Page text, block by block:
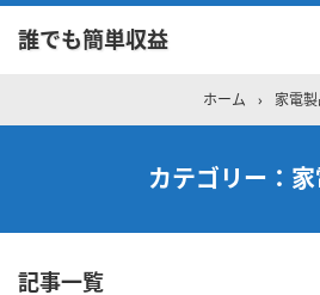
誰でも簡単収益
ホーム › 家電製
カテゴリー：
記事一覧